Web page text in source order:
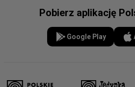
Pobierz aplikację
Google Play